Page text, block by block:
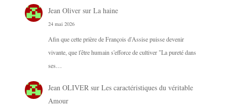
Jean Oliversur La haine
24 mai 2026
Afin que cette prière de François d'Assise puisse devenir
vivante, que l'être humain s'efforce de cultiver "La pureté dans
ses…
Jean OLIVER sur Les caractéristiques du véritable
Amour